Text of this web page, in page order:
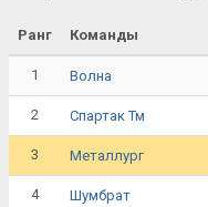
Ранг Команды
1 Волна
2 Спартак Тм
3 Металлург
4 Шумбрат